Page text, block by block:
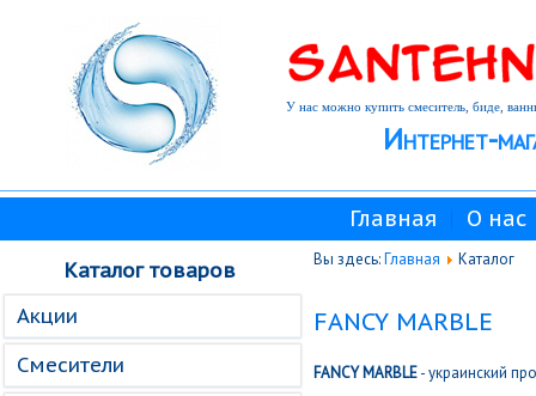
Интернет-
У нас можно купить смеситель, биде,
Главная О нас
Каталог товаров
Акции
Смесители
Вы здесь:Главная Каталог
FANCY MARBLE
FANCY MARBLE- украинский